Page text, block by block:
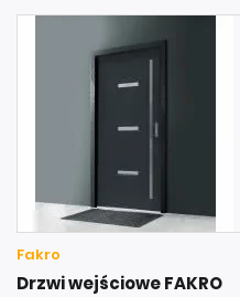
Fakro
Drzwi wejściowe FAKRO